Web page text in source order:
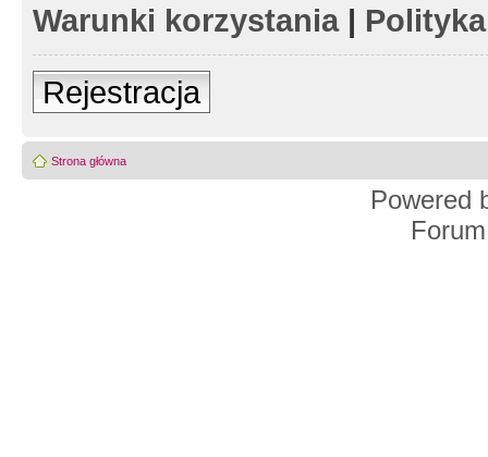
Warunki korzystania|
Rejestracja
Strona główna
Powered